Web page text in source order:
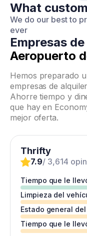
What
We do our best to
ever
Empresas
Aeropuerto
Hemos preparado
empresas de
Ahorre tiempo y
que hay en
mejor oferta.
Thrifty
7.9/ 3,614
Tiempo que le
Limpieza del
Estado general
Tiempo que le